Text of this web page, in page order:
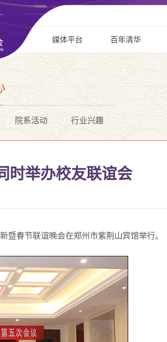
媒体平台 百年清华
院系活动 行业兴趣
时举办校友联谊会
暨春节联谊晚会在郑州市紫荆山宾馆举行。